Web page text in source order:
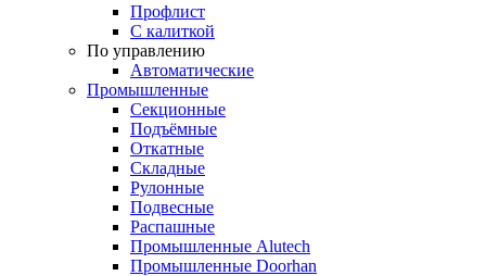
Профлист
С калиткой
По управлению
Автоматические
Промышленные
Секционные
Подъёмные
Откатные
Складные
Рулонные
Подвесные
Распашные
Промышленные Alutech
Промышленные Doorhan